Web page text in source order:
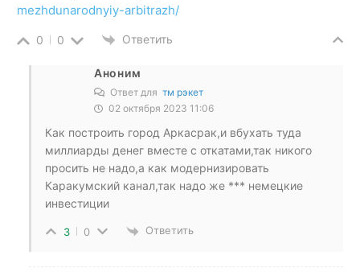
mezhdunarodnyiy-arbitrazh/
0 0 Ответить
Аноним
Ответ для тм рэкет
02 октября 2023 11:06
Как построить город Аркасрак,и вбухать туда
миллиарды денег вместе с откатами,так никого
просить не надо,а как модернизировать
Каракумский канал,так надо же *** немецкие
инвестиции
3 0 Ответить